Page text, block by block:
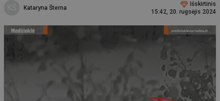
Kataryna Šterna
Išskirtinis
15:42, 20. rugsėjis 2024